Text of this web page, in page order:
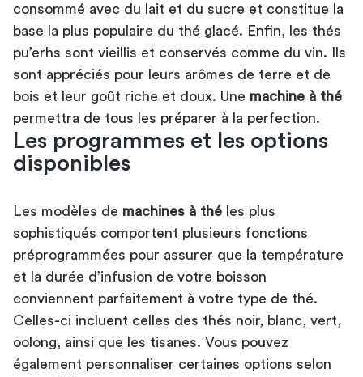
consommé avec du lait et du sucre et constitue la
base la plus populaire du thé glacé. Enfin, les thés
pu’erhs sont vieillis et conservés comme du vin. Ils
sont appréciés pour leurs arômes de terre et de
bois et leur goût riche et doux. Une machine à thé
permettra de tous les préparer à la perfection.
Les programmes et les options
disponibles
Les modèles de machines à thé les plus
sophistiqués comportent plusieurs fonctions
préprogrammées pour assurer que la température
et la durée d’infusion de votre boisson
conviennent parfaitement à votre type de thé.
Celles-ci incluent celles des thés noir, blanc, vert,
oolong, ainsi que les tisanes. Vous pouvez
également personnaliser certaines options selon